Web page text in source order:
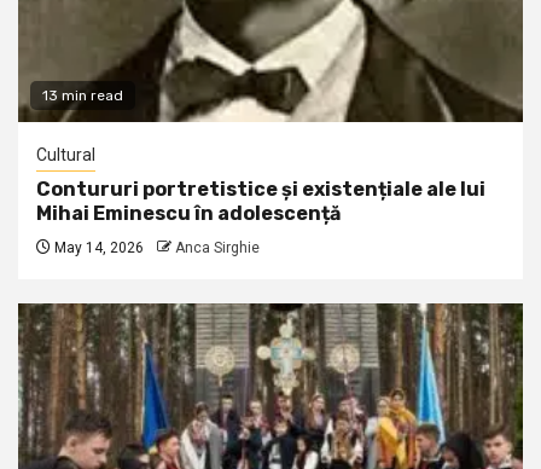
13 min read
Cultural
Contururi portretistice și existențiale ale lui
Mihai Eminescu în adolescență
May 14, 2026 Anca Sirghie